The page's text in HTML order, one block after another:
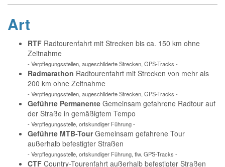
Art
RTF Radtourenfahrt mit Strecken bis ca. 150 km ohne
Zeitnahme
- Verpflegungsstellen, augeschilderte Strecken, GPS-Tracks -
Radmarathon Radtourenfahrt mit Strecken von mehr als
200 km ohne Zeitnahme
- Verpflegungsstellen, augeschilderte Strecken, GPS-Tracks -
Geführte Permanente Gemeinsam gefahrene Radtour auf
der Straße in gemäßigtem Tempo
- Verpflegungsstelle, ortskundiger Führung -
Geführte MTB-TourGemeinsam gefahrene Tour
außerhalb befestigter Straßen
- Verpflegungsstelle, ortskundiger Führung, tlw. GPS-Tracks -
CTF Country-Tourenfahrt außerhalb befestigter Straßen